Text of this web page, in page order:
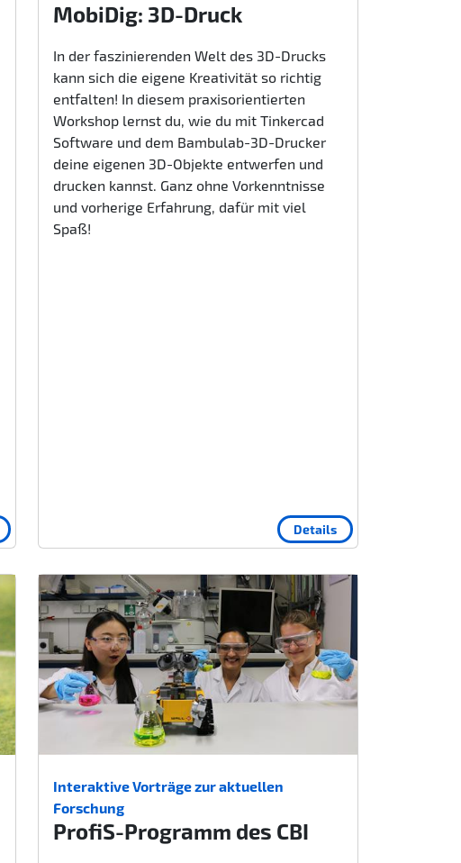
MobiDig: 3D-Druck
In der faszinierenden Welt des 3D-Drucks
kann sich die eigene Kreativität so richtig
entfalten! In diesem praxisorientierten
Workshop lernst du, wie du mit Tinkercad
Software und dem Bambulab-3D-Drucker
deine eigenen 3D-Objekte entwerfen und
drucken kannst. Ganz ohne Vorkenntnisse
und vorherige Erfahrung, dafür mit viel
Spaß!
Details
Interaktive Vorträge zur aktuellen
Forschung
ProfiS-Programm des CBI